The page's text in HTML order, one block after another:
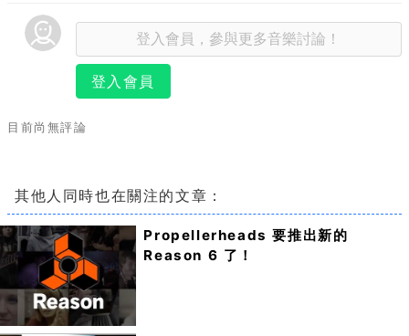
登入會員
目前尚無評論
其他人同時也在關注的文章：
Propellerheads 要推出新的
Reason 6 了！